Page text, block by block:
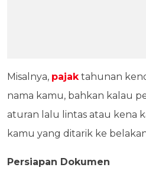
Misalnya, pajak tahunan
nama kamu, bahkan kalau
aturan lalu lintas atau kena
kamu yang ditarik ke
Persiapan Dokumen